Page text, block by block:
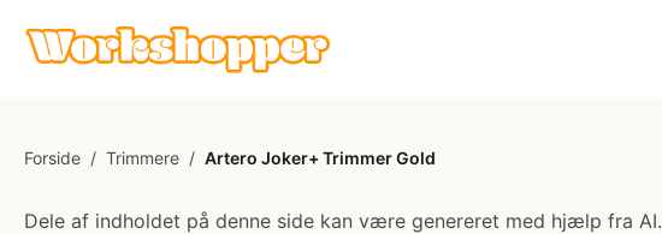
Forside / Trimmere / Artero Joker+ Trimmer Gold
Dele af indholdet på denne side kan være genereret med hjælp fra AI.